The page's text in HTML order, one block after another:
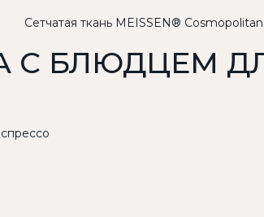
Сетчатая ткань MEISSEN®
С БЛЮДЦЕМ